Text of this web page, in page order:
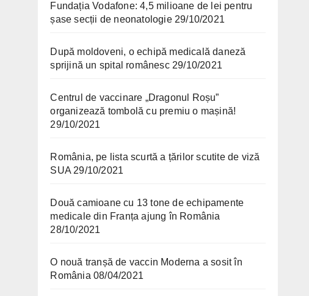
Fundația Vodafone: 4,5 milioane de lei pentru
șase secții de neonatologie 29/10/2021
După moldoveni, o echipă medicală daneză
sprijină un spital românesc 29/10/2021
Centrul de vaccinare „Dragonul Roșu”
organizează tombolă cu premiu o mașină!
29/10/2021
România, pe lista scurtă a țărilor scutite de viză
SUA 29/10/2021
Două camioane cu 13 tone de echipamente
medicale din Franța ajung în România
28/10/2021
O nouă tranșă de vaccin Moderna a sosit în
România 08/04/2021